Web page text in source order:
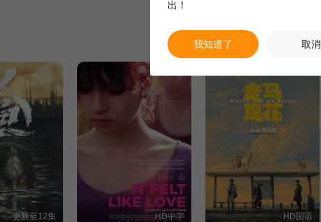
随着希拉里与丹尼尔之世界观激烈碰撞，某种更深刻之物，亦悄然萌发。
更新至12集 HD中字 HD国语
出！
我知道了 取消